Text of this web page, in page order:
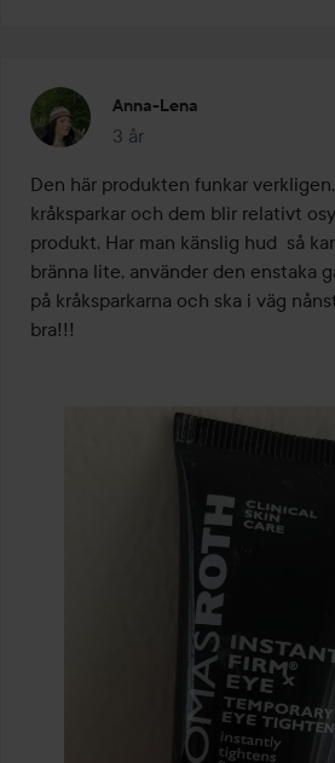
Anna-Lena
3 år
Inlägget skapades 3 år
Den här produkten funkar
kråksparkar och dem blir relativt
produkt. Har man känslig hud  så
bränna lite, använder den enstaka
på kråksparkarna och ska i väg
bra!!!